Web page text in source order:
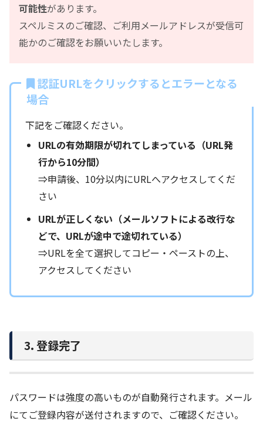
可能性があります。
スペルミスのご確認、ご利用メールアドレスが受信可
能かのご確認をお願いいたします。
認証URLをクリックするとエラーとなる
場合
下記をご確認ください。
URLの有効期限が切れてしまっている（URL発
行から10分間）
⇒申請後、10分以内にURLへアクセスしてくだ
さい
URLが正しくない（メールソフトによる改行な
どで、URLが途中で途切れている）
⇒URLを全て選択してコピー・ペーストの上、
アクセスしてください
3. 登録完了
パスワードは強度の高いものが自動発行されます。メール
にてご登録内容が送付されますので、ご確認ください。